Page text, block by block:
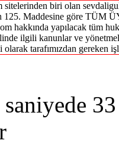
sitelerinden biri olan
125. Maddesine göre TÜM
hakkında yapılacak tüm
ilgili kanunlar ve
tarafımızdan gereken